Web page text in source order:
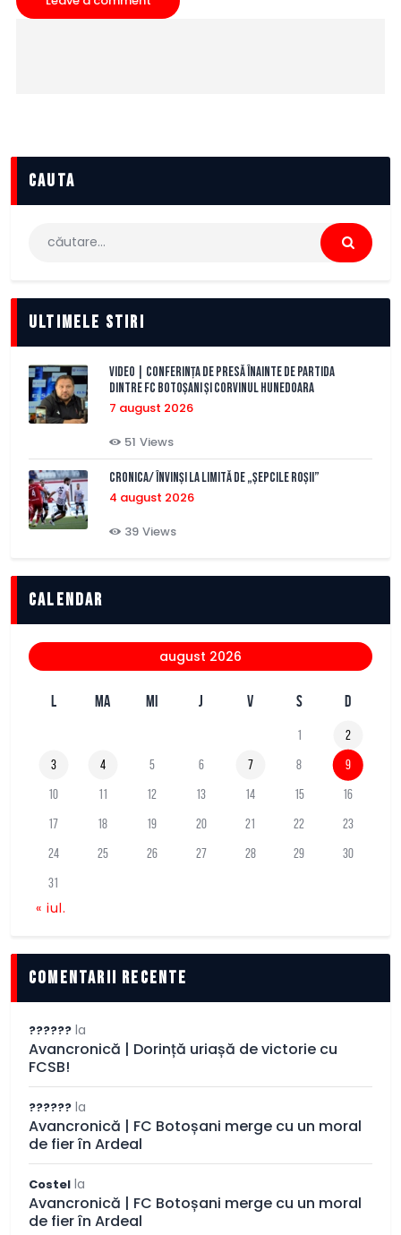
cauta
Caută
Ultimele stiri
VIDEO | Conferința de presă înainte de partida
dintre FC Botoșani și Corvinul Hunedoara
7 august 2026
51 Views
CRONICA/ Învinși la limită de „Șepcile Roșii”
4 august 2026
39 Views
Calendar
august 2026
L MA MI J V S D
1 2
3 4 5 6 7 8 9
10 11 12 13 14 15 16
17 18 19 20 21 22 23
24 25 26 27 28 29 30
31
« iul.
comentarii recente
?????? la
Avancronică | Dorință uriașă de victorie cu
FCSB!
?????? la
Avancronică | FC Botoșani merge cu un moral
de fier în Ardeal
Costel la
Avancronică | FC Botoșani merge cu un moral
de fier în Ardeal